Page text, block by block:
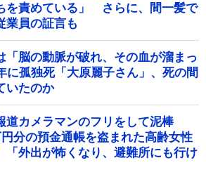
を責めている」 さらに、間一髪で
業員の証言も
「脳の動脈が破れ、その血が溜まっ
孤独死「大原麗子さん」、死の間
いたのか
道カメラマンのフリをして泥棒
分の預金通帳を盗まれた高齢女性
外出が怖くなり、避難所にも行け